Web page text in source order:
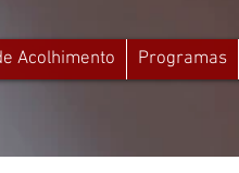
Acolhimento Programas